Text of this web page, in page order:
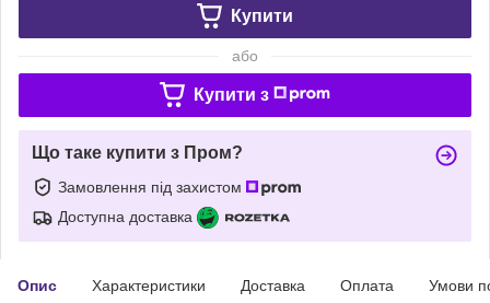
Купити
або
Купити з
Що таке купити з Пром?
Замовлення під захистом
Доступна доставка
Опис Характеристики Доставка Оплата Умови